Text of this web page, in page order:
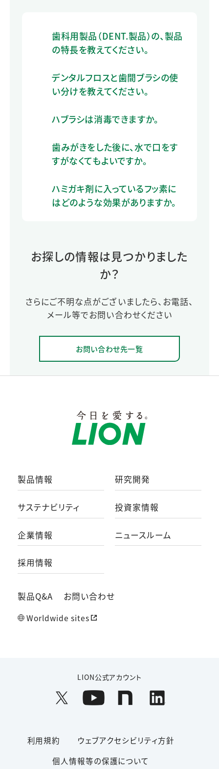
歯科用製品（DENT.製品）の、製品
の特長を教えてください。
デンタルフロスと歯間ブラシの使
い分けを教えてください。
ハブラシは消毒できますか。
歯みがきをした後に、水で口をす
すがなくてもよいですか。
ハミガキ剤に入っているフッ素に
はどのような効果がありますか。
お探しの情報は見つかりました
か？
さらにご不明な点がございましたら、お電話、
メール等でお問い合わせください
お問い合わせ先一覧
製品情報 研究開発
サステナビリティ 投資家情報
企業情報 ニュースルーム
採用情報
製品Q&A お問い合わせ
Worldwide sites
LION公式アカウント
利用規約
ウェブアクセシビリティ方針
個人情報等の保護について